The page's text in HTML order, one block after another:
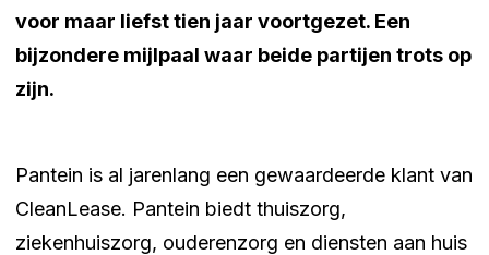
voor maar liefst tien jaar voortgezet. Een
bijzondere mijlpaal waar beide partijen trots op
zijn.
Pantein is al jarenlang een gewaardeerde klant van
CleanLease. Pantein biedt thuiszorg,
ziekenhuiszorg, ouderenzorg en diensten aan huis